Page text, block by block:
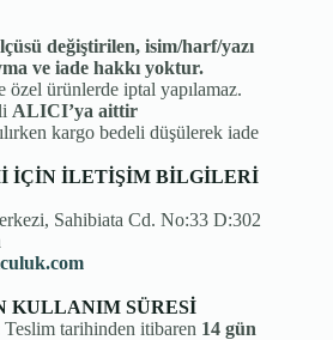
değiştirilen, isim/harf/yazı
ve iade hakkı yoktur.
ürünlerde iptal yapılamaz.
ALICI’ya aittir
kargo bedeli düşülerek iade
İÇİN İLETİŞİM BİLGİLERİ
Sahibiata Cd. No:33 D:302
KULLANIM SÜRESİ
Teslim tarihinden itibaren 14 gün